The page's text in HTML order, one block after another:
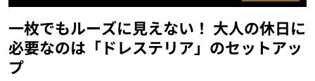
一枚でもルーズに見えない！ 大人の休日に
必要なのは「ドレステリア」のセットアッ
プ